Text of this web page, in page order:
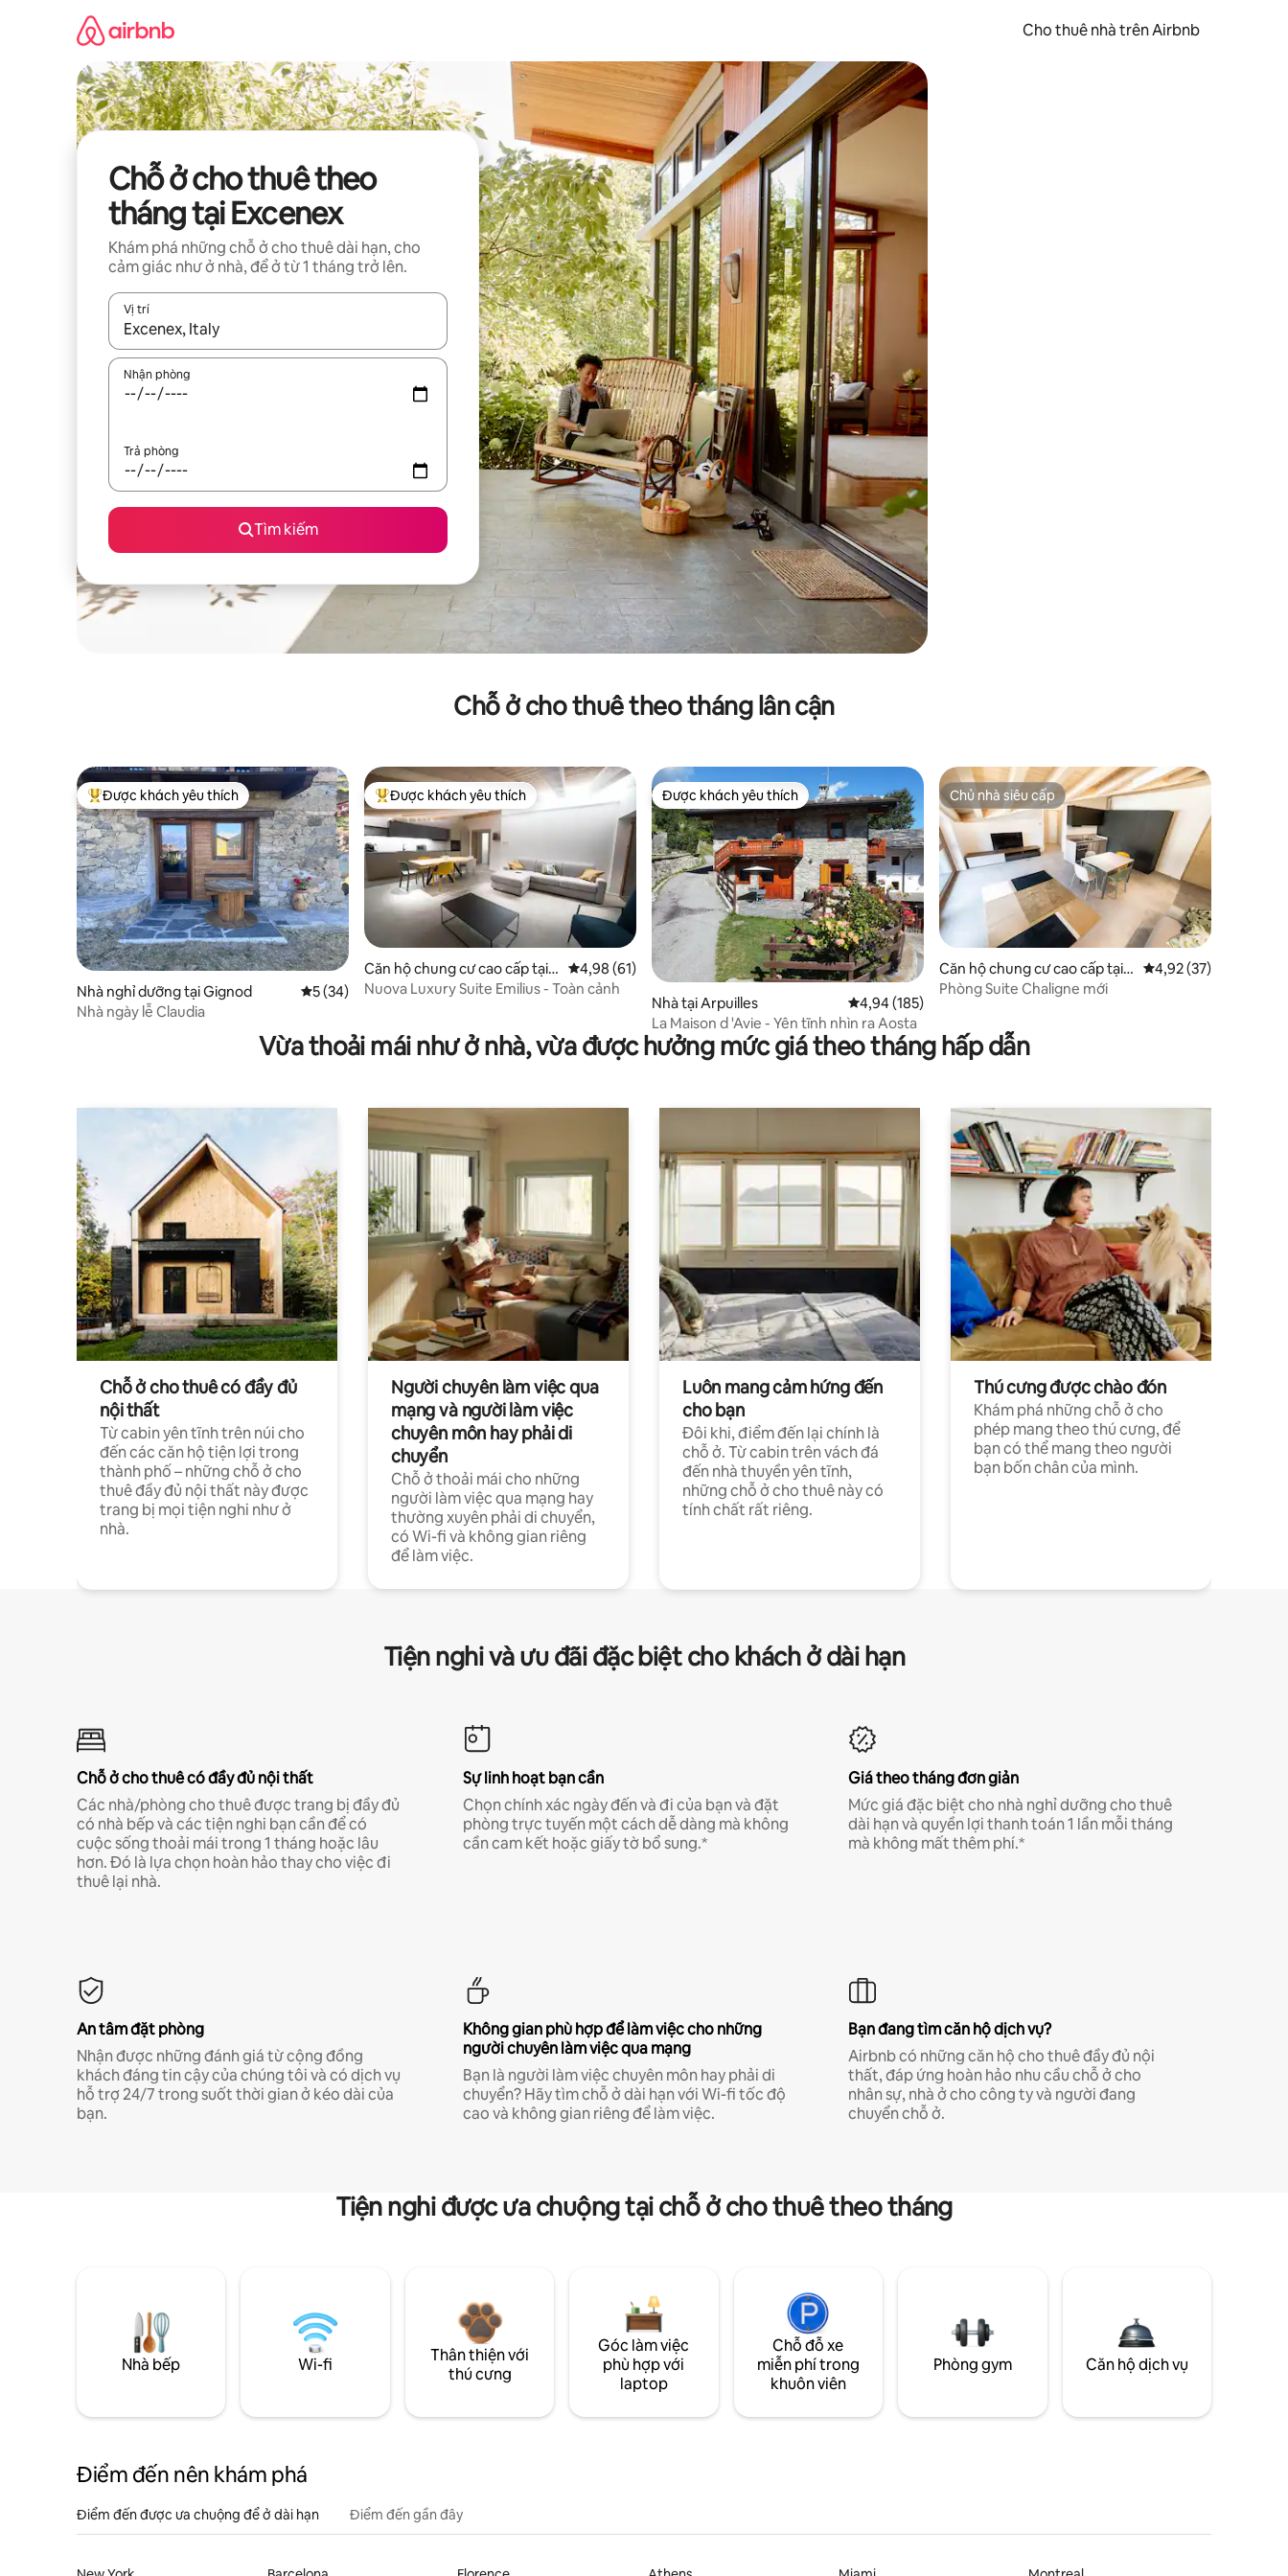
Cho thuê nhà trên Airbnb
Chỗ ở cho thuê theo
tháng tại Excenex
Khám phá những chỗ ở cho thuê dài hạn, cho
cảm giác như ở nhà, để ở từ 1 tháng trở lên.
Vị trí
Khi có kết quả, hãy điều hướng bằng phím mũi tên lên và xuống hoặc khám phá bằng các thao tác chạm hoặc vuốt.
Nhận phòng
Trả phòng
Tìm kiếm
Chỗ ở cho thuê theo tháng lân cận
Được khách yêu thích nhất
Được khách yêu thích
Nhà nghỉ dưỡng tại Gignod Xếp hạng trung bình 5/5, 34 đánh giá
5 (34)
Nhà ngày lễ Claudia
Được khách yêu thích nhất
Được khách yêu thích
Căn hộ chung cư cao cấp tại
Aosta
Xếp hạng trung bình 4,98/5, 61 đánh giá
4,98 (61)
Nuova Luxury Suite Emilius - Toàn cảnh
Được khách yêu thích
Được khách yêu thích
Nhà tại Arpuilles Xếp hạng trung bình 4,94/5, 185 đánh giá
4,94 (185)
La Maison d 'Avie - Yên tĩnh nhìn ra Aosta
Chủ nhà siêu cấp
Chủ nhà siêu cấp
Căn hộ chung cư cao cấp tại
Aosta
Xếp hạng trung bình
4,92 (37)
Phòng Suite Chaligne mới
Vừa thoải mái như ở nhà, vừa được hưởng mức giá theo tháng hấp dẫn
Chỗ ở cho thuê có đầy đủ
nội thất
Từ cabin yên tĩnh trên núi cho
đến các căn hộ tiện lợi trong
thành phố – những chỗ ở cho
thuê đầy đủ nội thất này được
trang bị mọi tiện nghi như ở
nhà.
Người chuyên làm việc qua
mạng và người làm việc
chuyên môn hay phải di
chuyển
Chỗ ở thoải mái cho những
người làm việc qua mạng hay
thường xuyên phải di chuyển,
có Wi-fi và không gian riêng
để làm việc.
Luôn mang cảm hứng đến
cho bạn
Đôi khi, điểm đến lại chính là
chỗ ở. Từ cabin trên vách đá
đến nhà thuyền yên tĩnh,
những chỗ ở cho thuê này có
tính chất rất riêng.
Thú cưng được chào đón
Khám phá những chỗ ở cho
phép mang theo thú cưng, để
bạn có thể mang theo người
bạn bốn chân của mình.
Tiện nghi và ưu đãi đặc biệt cho khách ở dài hạn
Chỗ ở cho thuê có đầy đủ nội thất
Các nhà/phòng cho thuê được trang bị đầy đủ
có nhà bếp và các tiện nghi bạn cần để có
cuộc sống thoải mái trong 1 tháng hoặc lâu
hơn. Đó là lựa chọn hoàn hảo thay cho việc đi
thuê lại nhà.
Sự linh hoạt bạn cần
Chọn chính xác ngày đến và đi của bạn và đặt
phòng trực tuyến một cách dễ dàng mà không
cần cam kết hoặc giấy tờ bổ sung.*
Giá theo tháng đơn giản
Mức giá đặc biệt cho nhà nghỉ dưỡng cho thuê
dài hạn và quyền lợi thanh toán 1 lần mỗi tháng
mà không mất thêm phí.*
An tâm đặt phòng
Nhận được những đánh giá từ cộng đồng
khách đáng tin cậy của chúng tôi và có dịch vụ
hỗ trợ 24/7 trong suốt thời gian ở kéo dài của
bạn.
Không gian phù hợp để làm việc cho những
người chuyên làm việc qua mạng
Bạn là người làm việc chuyên môn hay phải di
chuyển? Hãy tìm chỗ ở dài hạn với Wi-fi tốc độ
cao và không gian riêng để làm việc.
Bạn đang tìm căn hộ dịch vụ?
Airbnb có những căn hộ cho thuê đầy đủ nội
thất, đáp ứng hoàn hảo nhu cầu chỗ ở cho
nhân sự, nhà ở cho công ty và người đang
chuyển chỗ ở.
Tiện nghi được ưa chuộng tại chỗ ở cho thuê theo tháng
Nhà bếp Wi-fi
Thân thiện với
thú cưng
Góc làm việc
phù hợp với
laptop
Chỗ đỗ xe
miễn phí trong
khuôn viên
Phòng gym Căn hộ dịch vụ
Điểm đến nên khám phá
Điểm đến được ưa chuộng để ở dài hạn Điểm đến gần đây